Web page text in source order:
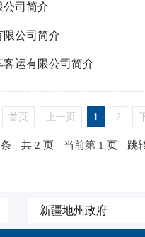
公司简介
限公司简介
客运有限公司简介
首页 上一页 1 2
共 2 页 当前第 1 页 跳
新疆地州政府